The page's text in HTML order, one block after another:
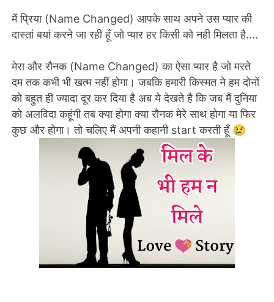
मैं प्रिया (Name Changed) आपके साथ अपने उस प्यार की
दास्तां बयां करने जा रही हूँ जो प्यार हर किसी को नही मिलता है....
मेरा और रौनक (Name Changed) का ऐसा प्यार है जो मरते
दम तक कभी भी खत्म नहीं होगा। जबकि हमारी किस्मत ने हम दोनों
को बहुत ही ज्यादा दूर कर दिया है अब ये देखते है कि जब मैं दुनिया
को अलविदा कहूंगी तब क्या होगा क्या रौनक मेरे साथ होगा या फिर
कुछ और होगा। तो चलिए मैं अपनी कहानी start करती हूँ 😢